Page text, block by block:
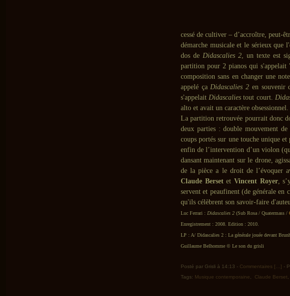
cessé de cultiver – d’accroître, peut-
démarche musicale et le sérieux que
dos de Didascalies 2, un texte est
partition pour 2 pianos qui
composition sans en changer une
appelé çaDidascalies 2 en souvenir
s'appelaitDidascalies tout court.
alto et avait un caractère
La partition retrouvée pourrait donc
deux parties : double mouvement
coups portés sur une touche unique
enfin de l’intervention d’un violon
dansant maintenant sur le drone,
de la pièce a le droit de l’évoquer
Claude Bersetet Vincent Royer,
servent et peaufinent (de générale
qu'ils célèbrent son savoir-faire
Luc Ferrari : Didascalies 2 (Sub Rosa / Quatermass /
Enregistrement : 2008. Edition : 2010.
LP : A/ Didascalies 2 : La générale jouée devant
Guillaume Belhomme © Le son du grisli
Posté par Grisli à 14:13 - Commentaires [ ] -
Tags: Musique contemporaine Claude Berset